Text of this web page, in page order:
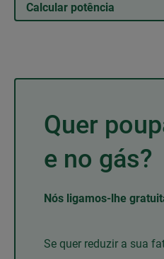
Calcular potência
Quer
e no gás?
Nós ligamos-lhe
Se quer reduzir a sua